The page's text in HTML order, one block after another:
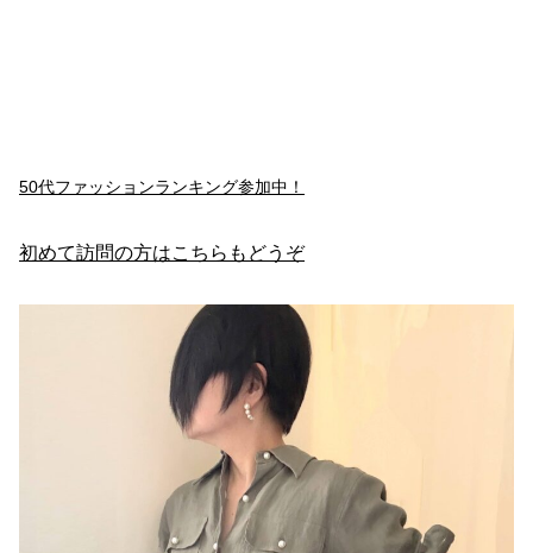
50代ファッションランキング参加中！
初めて訪問の方はこちらもどうぞ